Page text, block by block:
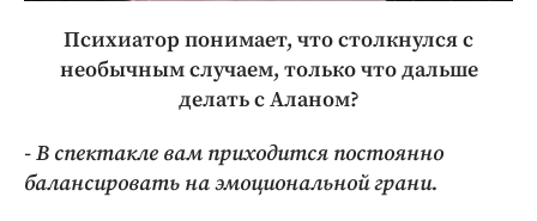
Психиатор понимает, что столкнулся с
необычным случаем, только что дальше
делать с Аланом?
- В спектакле вам приходится постоянно
балансировать на эмоциональной грани.